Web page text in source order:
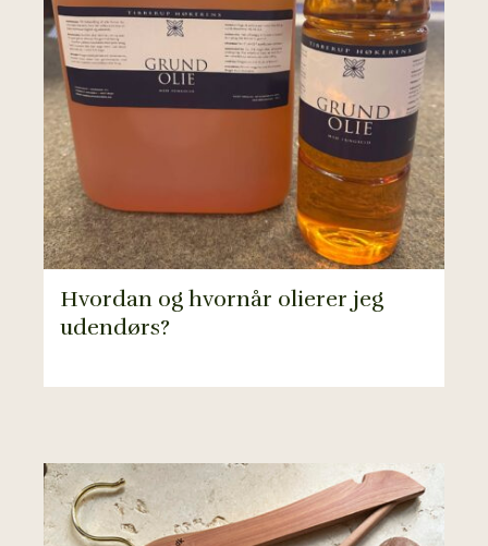
Hvordan og hvornår olierer jeg
udendørs?